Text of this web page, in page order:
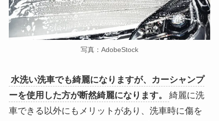
写真：AdobeStock
水洗い洗車でも綺麗になりますが、カーシャンプ
ーを使用した方が断然綺麗になります。
綺麗に洗
車できる以外にもメリットがあり、洗車時に傷を